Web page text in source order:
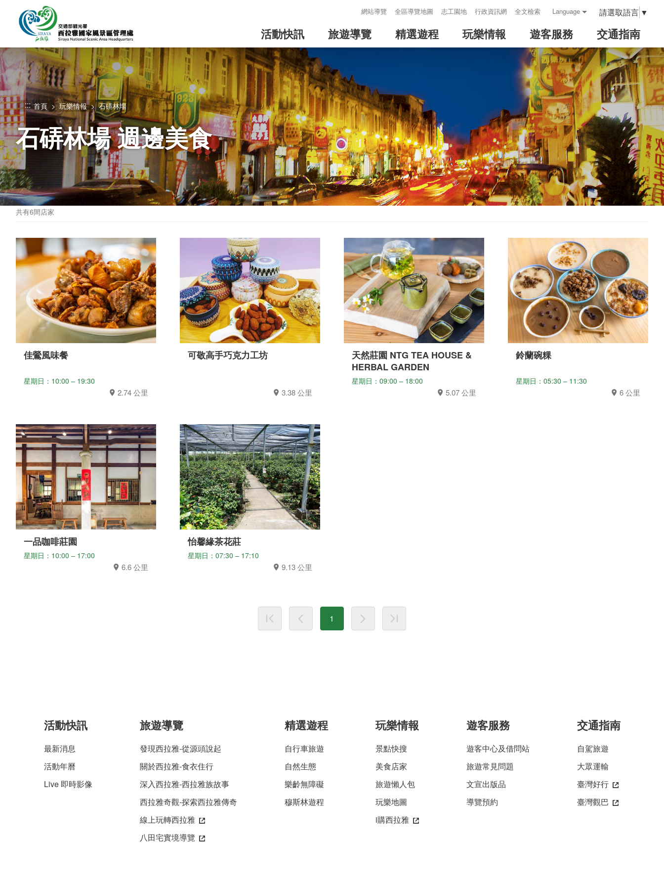
內
容
區
塊
網站導覽 全區導覽地圖 志工園地 行政資訊網 全文檢索 Language 請選取語言 ▼
活動快訊 旅遊導覽 精選遊程 玩樂情報 遊客服務 交通指南
::: 首頁 玩樂情報 石硦林場
石硦林場 週邊美食
共有6間店家
佳鶯風味餐
星期日：10:00 – 19:30
2.74 公里
可敬高手巧克力工坊
3.38 公里
天然莊園 NTG TEA HOUSE &
HERBAL GARDEN
星期日：09:00 – 18:00
5.07 公里
鈴蘭碗粿
星期日：05:30 – 11:30
6 公里
一品咖啡莊園
星期日：10:00 – 17:00
6.6 公里
怡馨緣茶花莊
星期日：07:30 – 17:10
9.13 公里
1
活動快訊
最新消息
活動年曆
Live 即時影像
旅遊導覽
發現西拉雅-從源頭說起
關於西拉雅-食衣住行
深入西拉雅-西拉雅族故事
西拉雅奇觀-探索西拉雅傳奇
線上玩轉西拉雅
八田宅實境導覽
精選遊程
自行車旅遊
自然生態
樂齡無障礙
穆斯林遊程
玩樂情報
景點快搜
美食店家
旅遊懶人包
玩樂地圖
i購西拉雅
遊客服務
遊客中心及借問站
旅遊常見問題
文宣出版品
導覽預約
交通指南
自駕旅遊
大眾運輸
臺灣好行
臺灣觀巴